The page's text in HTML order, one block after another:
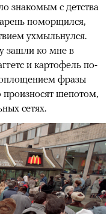
знакомым с детства
поморщился,
ухмыльнулся.
зашли ко мне в
и картофель по-
фразы
шепотом,
сетях.